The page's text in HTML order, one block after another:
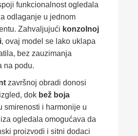
funkcionalnost ogledala
odlaganje u jednom
Zahvaljujući konzolnoj
, ovaj model se lako uklapa
bez zauzimanja
na podu.
završnoj obradi donosi
dok bež boja
smirenosti i harmonije u
ogledala omogućava da
proizvodi i sitni dodaci